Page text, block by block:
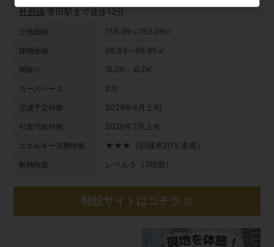
外房線 誉田駅まで徒歩12分
土地面積 158.99～159.06㎡
建物面積 98.53～98.95㎡
間取り 3LDK～4LDK
カースペース 2台
完成予定時期 2026年6月上旬
引渡可能時期 2026年7月上旬
エネルギー消費性能 ★★★（削減率20％達成）
断熱性能 レベル５（7段階）
特設サイトはコチラ